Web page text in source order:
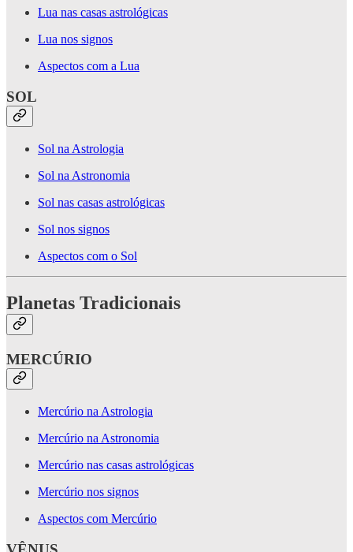
Lua nas casas astrológicas
Lua nos signos
Aspectos com a Lua
SOL
Sol na Astrologia
Sol na Astronomia
Sol nas casas astrológicas
Sol nos signos
Aspectos com o Sol
Planetas Tradicionais
MERCÚRIO
Mercúrio na Astrologia
Mercúrio na Astronomia
Mercúrio nas casas astrológicas
Mercúrio nos signos
Aspectos com Mercúrio